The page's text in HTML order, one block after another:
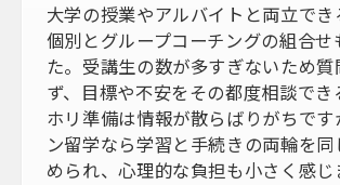
大学の授業やアルバイトと両立でき
個別とグループコーチングの組合せ
た。受講生の数が多すぎないため
ず、目標や不安をその都度相談でき
ホリ準備は情報が散らばりがちで
ン留学なら学習と手続きの両輪を
められ、心理的な負担も小さく感じ